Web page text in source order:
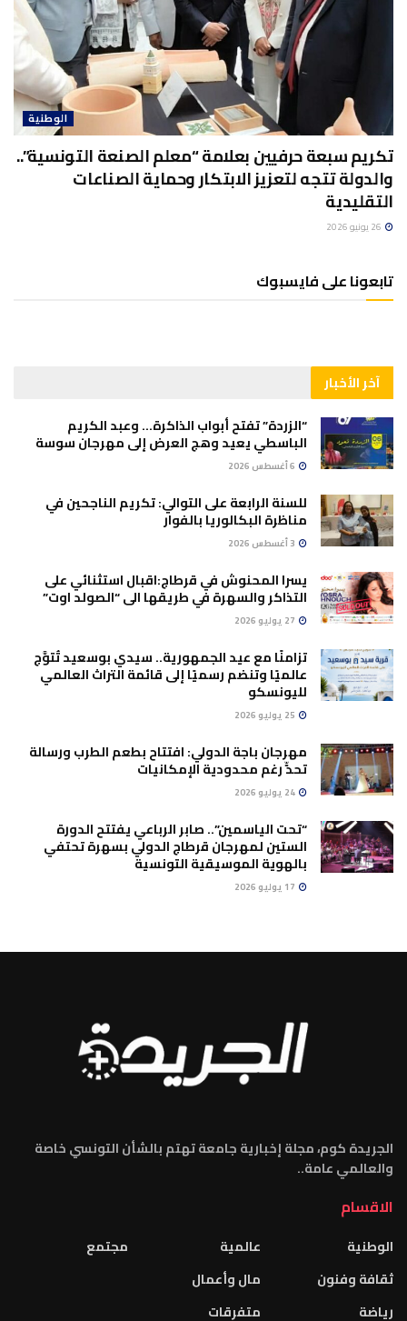
الوطنية
تكريم سبعة حرفيين بعلامة “معلم الصنعة التونسية”..
والدولة تتجه لتعزيز الابتكار وحماية الصناعات
التقليدية
تابعونا على فايسبوك
آخر الأخبار
“الزردة” تفتح أبواب الذاكرة… وعبد الكريم
الباسطي يعيد وهج العرض إلى مهرجان سوسة
للسنة الرابعة على التوالي: تكريم الناجحين في
مناظرة البكالوريا بالفوار
يسرا المحنوش في قرطاج:اقبال استثنائي على
التذاكر والسهرة في طريقها الى “الصولد اوت”
تزامنًا مع عيد الجمهورية.. سيدي بوسعيد تُتوَّج
عالميًا وتنضم رسميًا إلى قائمة التراث العالمي
لليونسكو
مهرجان باجة الدولي: افتتاح بطعم الطرب ورسالة
تحدٍّ رغم محدودية الإمكانيات
“تحت الياسمين”.. صابر الرباعي يفتتح الدورة
الستين لمهرجان قرطاج الدولي بسهرة تحتفي
بالهوية الموسيقية التونسية
الجريدة كوم، مجلة إخبارية جامعة تهتم بالشأن التونسي خاصة
والعالمي عامة..
الاقسام
الوطنية
ثقافة وفنون
رياضة
عالمية
مال وأعمال
متفرقات
مجتمع